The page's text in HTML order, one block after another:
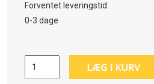
Forventet leveringstid:
0-3 dage